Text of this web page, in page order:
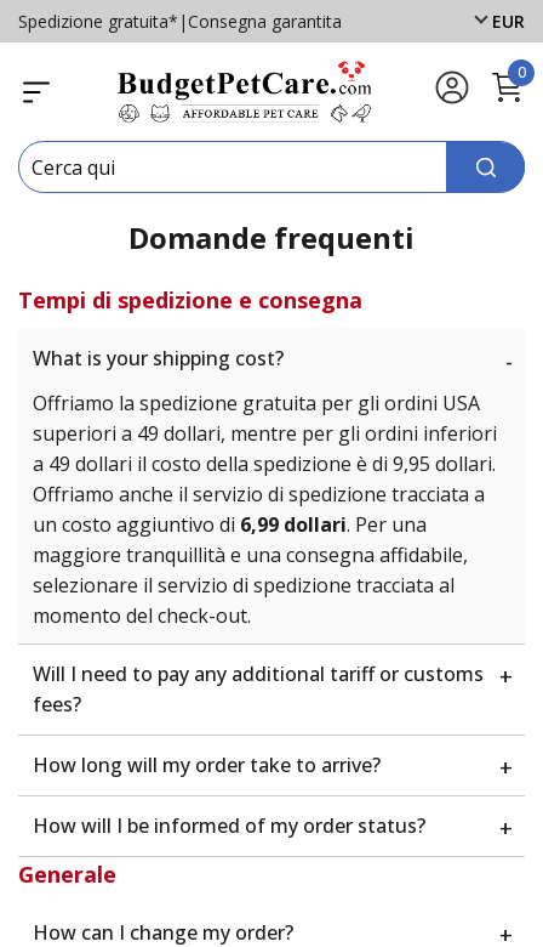
Spedizione gratuita* |Consegna garantita EUR
0
Domande frequenti
Tempi di spedizione e consegna
What is your shipping cost? -
Offriamo la spedizione gratuita per gli ordini USA
superiori a 49 dollari, mentre per gli ordini inferiori
a 49 dollari il costo della spedizione è di 9,95 dollari.
Offriamo anche il servizio di spedizione tracciata a
un costo aggiuntivo di 6,99 dollari. Per una
maggiore tranquillità e una consegna affidabile,
selezionare il servizio di spedizione tracciata al
momento del check-out.
Will I need to pay any additional tariff or customs
fees?
+
How long will my order take to arrive? +
How will I be informed of my order status?
+
Generale
How can I change my order? +